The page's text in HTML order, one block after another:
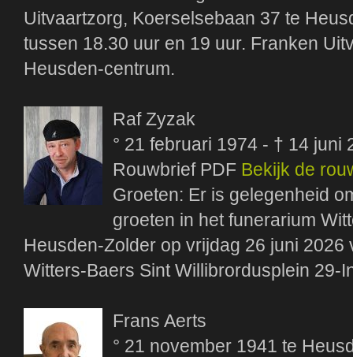
Uitvaartzorg, Koerselsebaan 37 te
tussen 18.30 uur en 19 uur. Franken
Heusden-centrum.
Raf Zyzak
° 21 februari 1974 - † 14 juni
Rouwbrief PDF Bekijk de
Groeten: Er is gelegenheid
groeten in het funerarium
Heusden-Zolder op vrijdag 26 juni
Witters-Baers Sint Willibrordusplein 29-
Frans Aerts
° 21 november 1941 te